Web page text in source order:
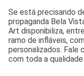
Se está precisando
propaganda Bela
Art disponibiliza,
ramo de infláveis,
personalizados. Fale
com toda a